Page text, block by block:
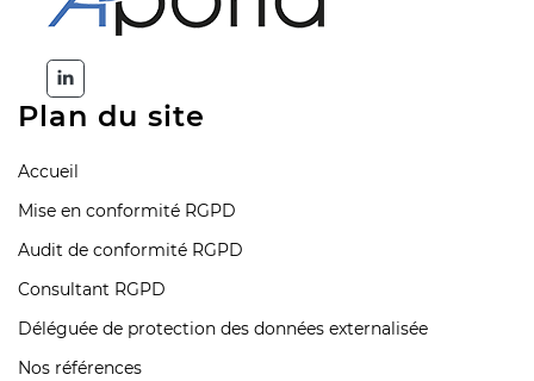
Plan du site
Accueil
Mise en conformité RGPD
Audit de conformité RGPD
Consultant RGPD
Déléguée de protection des données externalisée
Nos références